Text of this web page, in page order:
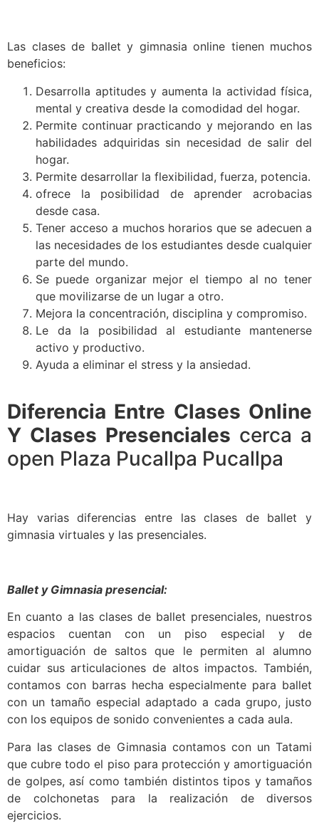
Las clases de ballet y gimnasia online tienen muchos
beneficios:
Desarrolla aptitudes y aumenta la actividad física,
mental y creativa desde la comodidad del hogar.
Permite continuar practicando y mejorando en las
habilidades adquiridas sin necesidad de salir del
hogar.
Permite desarrollar la flexibilidad, fuerza, potencia.
ofrece la posibilidad de aprender acrobacias
desde casa.
Tener acceso a muchos horarios que se adecuen a
las necesidades de los estudiantes desde cualquier
parte del mundo.
Se puede organizar mejor el tiempo al no tener
que movilizarse de un lugar a otro.
Mejora la concentración, disciplina y compromiso.
Le da la posibilidad al estudiante mantenerse
activo y productivo.
Ayuda a eliminar el stress y la ansiedad.
Diferencia Entre Clases Online
Y Clases Presenciales cerca a
open Plaza Pucallpa Pucallpa
Hay varias diferencias entre las clases de ballet y
gimnasia virtuales y las presenciales.
Ballet y Gimnasia presencial:
En cuanto a las clases de ballet presenciales, nuestros
espacios cuentan con un piso especial y de
amortiguación de saltos que le permiten al alumno
cuidar sus articulaciones de altos impactos. También,
contamos con barras hecha especialmente para ballet
con un tamaño especial adaptado a cada grupo, justo
con los equipos de sonido convenientes a cada aula.
Para las clases de Gimnasia contamos con un Tatami
que cubre todo el piso para protección y amortiguación
de golpes, así como también distintos tipos y tamaños
de colchonetas para la realización de diversos
ejercicios.